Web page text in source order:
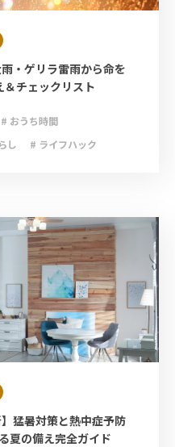
雨・ゲリラ雷雨から命を
＆チェックリスト
# おうち時間
し
# ライフハック
】猛暑対策と熱中症予防
夏の備え完全ガイド